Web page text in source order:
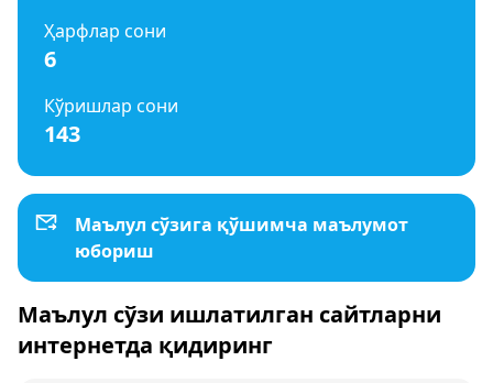
Ҳарфлар сони
6
Кўришлар сони
143
Маълул сўзига қўшимча маълумот
юбориш
Маълул сўзи ишлатилган сайтларни
интернетда қидиринг